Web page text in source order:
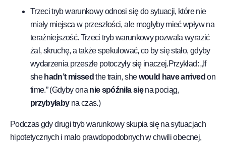
Trzeci tryb warunkowy odnosi się do sytuacji, które nie
miały miejsca w przeszłości, ale mogłyby mieć wpływ na
teraźniejszość. Trzeci tryb warunkowy pozwala wyrazić
żal, skruchę, a także spekulować, co by się stało, gdyby
wydarzenia przeszłe potoczyły się inaczej.Przykład: „If
she hadn’t missed the train, shewould have arrived on
time.” (Gdyby ona nie spóźniła sięna pociąg,
przybyłabyna czas.)
Podczas gdy drugi tryb warunkowy skupia się na sytuacjach
hipotetycznych i mało prawdopodobnych w chwili obecnej,